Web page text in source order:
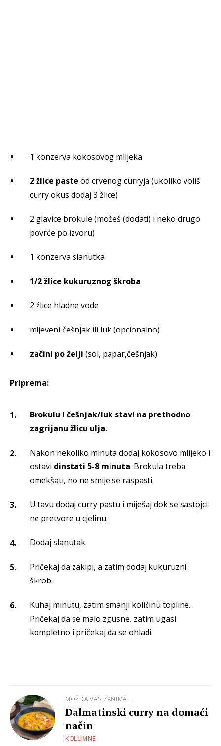
1 konzerva kokosovog mlijeka
2 žlice paste od crvenog curryja (ukoliko voliš
curry okus dodaj 3 žlice)
2 glavice brokule (možeš (dodati) i neko drugo
povrće po izvoru)
1 konzerva slanutka
1/2 žlice kukuruznog škroba
2 žlice hladne vode
mljeveni češnjak ili luk (opcionalno)
začini po želji (sol, papar,češnjak)
Priprema:
Brokulu i češnjak/luk stavi na prethodno
zagrijanu žlicu ulja.
Nakon nekoliko minuta dodaj kokosovo mlijeko i
ostavi dinstati 5-8 minuta. Brokula treba
omekšati, no ne smije se raspasti.
U tavu dodaj curry pastu i miješaj dok se sastojci
ne pretvore u cjelinu.
Dodaj slanutak.
Pričekaj da zakipi, a zatim dodaj kukuruzni
škrob.
Kuhaj minutu, zatim smanji količinu topline.
Pričekaj da se malo zgusne, zatim ugasi
kompletno i pričekaj da se ohladi.
MOŽDA VAS ZANIMA...
Dalmatinski curry na domaći
način
KOLUMNE